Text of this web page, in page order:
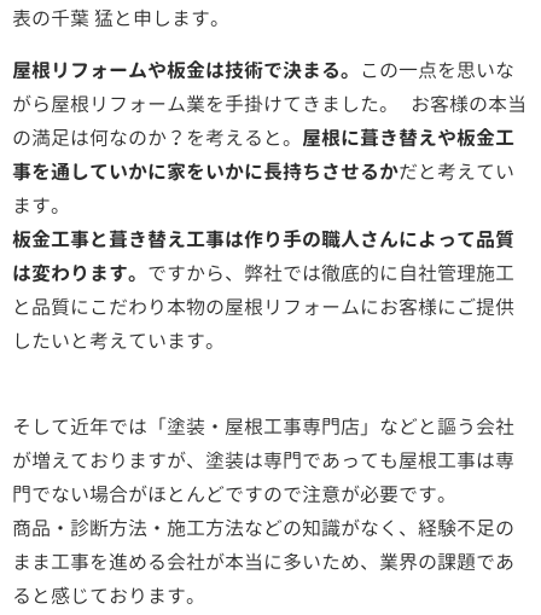
表の千葉 猛と申します。
屋根リフォームや板金は技術で決まる。 この一点を思いな
がら屋根リフォーム業を手掛けてきました。 お客様の本当
の満足は何なのか？を考えると。 屋根に葺き替えや板金工
事を通していかに家をいかに長持ちさせるかだと考えてい
ます。
板金工事と葺き替え工事は作り手の職人さんによって品質
は変わります。 ですから、弊社では徹底的に自社管理施工
と品質にこだわり本物の屋根リフォームにお客様にご提供
したいと考えています。
そして近年では「塗装・屋根工事専門店」などと謳う会社
が増えておりますが、塗装は専門であっても屋根工事は専
門でない場合がほとんどですので注意が必要です。
商品・診断方法・施工方法などの知識がなく、経験不足の
まま工事を進める会社が本当に多いため、業界の課題であ
ると感じております。